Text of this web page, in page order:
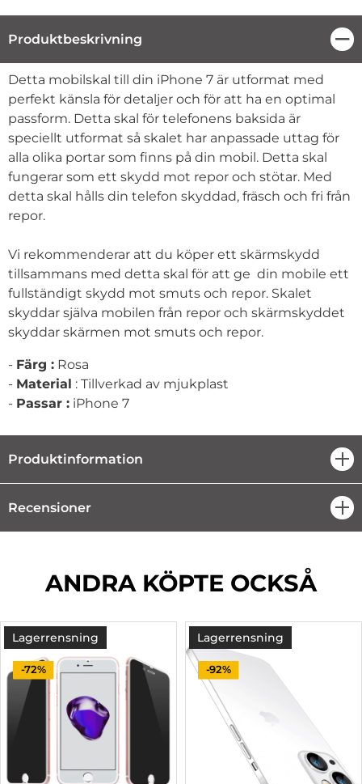
Produktbeskrivning
Produktbeskrivning
Detta mobilskal till din iPhone 7 är utformat med
perfekt känsla för detaljer och för att ha en optimal
passform. Detta skal för telefonens baksida är
speciellt utformat så skalet har anpassade uttag för
alla olika portar som finns på din mobil. Detta skal
fungerar som ett skydd mot repor och stötar. Med
detta skal hålls din telefon skyddad, fräsch och fri från
repor.
Vi rekommenderar att du köper ett skärmskydd
tillsammans med detta skal för att ge din mobile ett
fullständigt skydd mot smuts och repor. Skalet
skyddar själva mobilen från repor och skärmskyddet
skyddar skärmen mot smuts och repor.
- Färg : Rosa
- Material : Tillverkad av mjukplast
- Passar : iPhone 7
Produktinformation
Recensioner
ANDRA KÖPTE OCKSÅ
Lagerrensning
-72%
Lagerrensning
-92%